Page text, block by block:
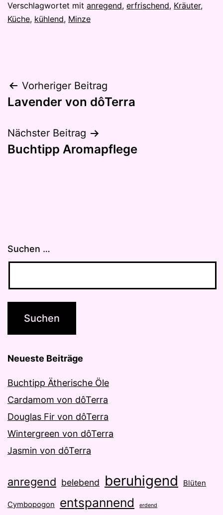
27.
Mai
Verschlagwortet mit anregend, erfrischend, Kräuter,
Küche, kühlend, Minze
Beitragsnavigation
Vorheriger Beitrag
Lavender von dôTerra
Nächster Beitrag
Buchtipp Aromapflege
Suchen …
Neueste Beiträge
Buchtipp Ätherische Öle
Cardamom von dôTerra
Douglas Fir von dôTerra
Wintergreen von dôTerra
Jasmin von dôTerra
anregend belebend beruhigend Blüten
Cymbopogon entspannend erdend